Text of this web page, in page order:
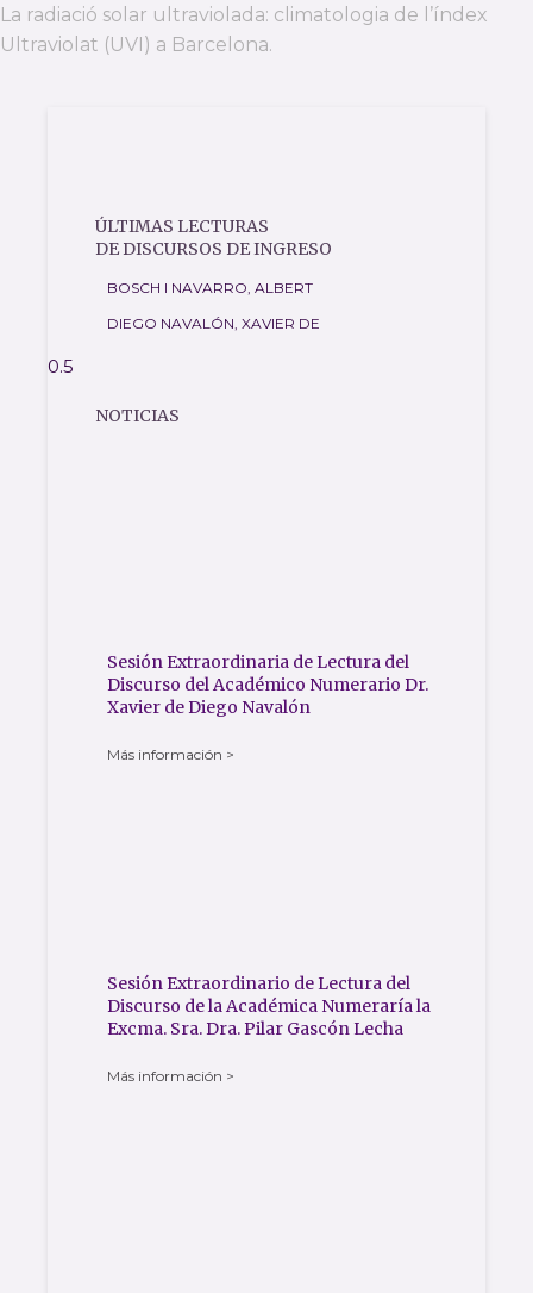
La radiació solar ultraviolada: climatologia de l’índex
Ultraviolat (UVI) a Barcelona.
ÚLTIMAS LECTURAS
DE DISCURSOS DE INGRESO
BOSCH I NAVARRO, ALBERT
DIEGO NAVALÓN, XAVIER DE
NOTICIAS
Sesión Extraordinaria de Lectura del
Discurso del Académico Numerario Dr.
Xavier de Diego Navalón
Más información >
Sesión Extraordinario de Lectura del
Discurso de la Académica Numeraría la
Excma. Sra. Dra. Pilar Gascón Lecha
Más información >